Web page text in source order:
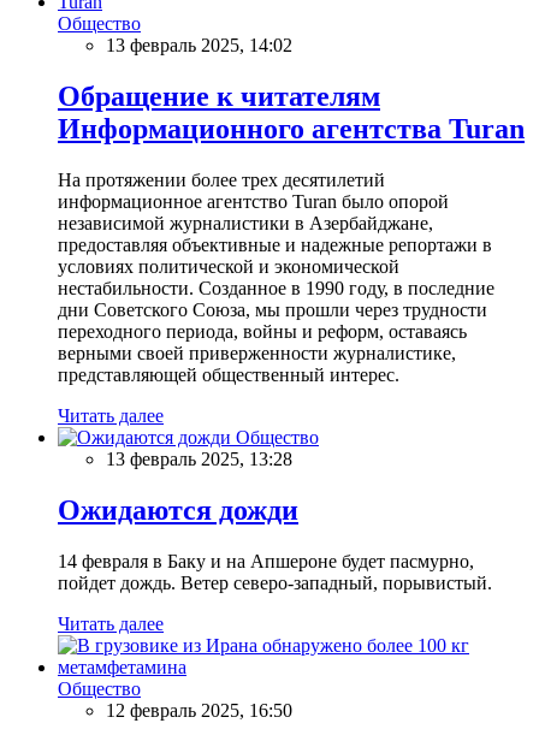
Общество
13 февраль 2025, 14:02
Обращение к читателям
Информационного агентства Turan
На протяжении более трех десятилетий
информационное агентство Turan было опорой
независимой журналистики в Азербайджане,
предоставляя объективные и надежные репортажи в
условиях политической и экономической
нестабильности. Созданное в 1990 году, в последние
дни Советского Союза, мы прошли через трудности
переходного периода, войны и реформ, оставаясь
верными своей приверженности журналистике,
представляющей общественный интерес.
Читать далее
Общество
13 февраль 2025, 13:28
Ожидаются дожди
14 февраля в Баку и на Апшероне будет пасмурно,
пойдет дождь. Ветер северо-западный, порывистый.
Читать далее
Общество
12 февраль 2025, 16:50